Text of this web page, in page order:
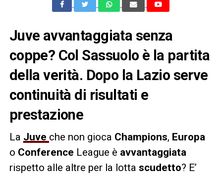
Juve avvantaggiata senza
coppe? Col Sassuolo è la partita
della verità. Dopo la Lazio serve
continuità di risultati e
prestazione
La Juve che non gioca Champions, Europa
o Conference League è avvantaggiata
rispetto alle altre per la lotta scudetto? E’